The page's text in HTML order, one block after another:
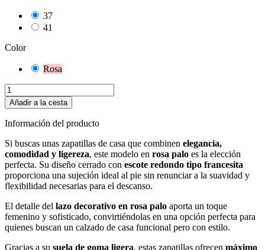
37
41
Color
Rosa
Añadir a la cesta
Información del producto
Si buscas unas zapatillas de casa que combinen elegancia,
comodidad y ligereza, este modelo en rosa palo es la elección
perfecta. Su diseño cerrado con escote redondo tipo francesita
proporciona una sujeción ideal al pie sin renunciar a la suavidad y
flexibilidad necesarias para el descanso.
El detalle del lazo decorativo en rosa palo aporta un toque
femenino y sofisticado, convirtiéndolas en una opción perfecta para
quienes buscan un calzado de casa funcional pero con estilo.
Gracias a su suela de goma ligera, estas zapatillas ofrecen máximo